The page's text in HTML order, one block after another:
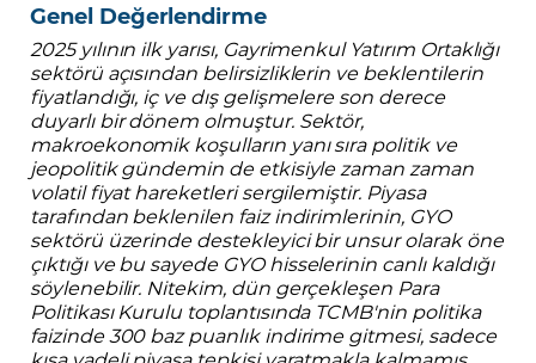
Genel Değerlendirme
2025 yılının ilk yarısı, Gayrimenkul Yatırım Ortaklığı
sektörü açısından belirsizliklerin ve beklentilerin
fiyatlandığı, iç ve dış gelişmelere son derece
duyarlı bir dönem olmuştur. Sektör,
makroekonomik koşulların yanı sıra politik ve
jeopolitik gündemin de etkisiyle zaman zaman
volatil fiyat hareketleri sergilemiştir. Piyasa
tarafından beklenilen faiz indirimlerinin, GYO
sektörü üzerinde destekleyici bir unsur olarak öne
çıktığı ve bu sayede GYO hisselerinin canlı kaldığı
söylenebilir. Nitekim, dün gerçekleşen Para
Politikası Kurulu toplantısında TCMB'nin politika
faizinde 300 baz puanlık indirime gitmesi, sadece